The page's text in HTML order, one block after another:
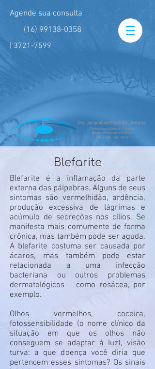
Agende sua consulta
(16) 99138-0358
| 3721-7599
Blefarite
Blefarite é a inflamação da parte
externa das pálpebras. Alguns de seus
sintomas são vermelhidão, ardência,
produção excessiva de lágrimas e
acúmulo de secreções nos cílios. Se
manifesta mais comumente de forma
crônica, mas também pode ser aguda.
A blefarite costuma ser causada por
ácaros, mas também pode estar
relacionada a uma infecção
bacteriana ou outros problemas
dermatológicos – como rosácea, por
exemplo.
Olhos vermelhos, coceira,
fotossensibilidade (o nome clínico da
situação em que os olhos não
conseguem se adaptar à luz), visão
turva: a que doença você diria que
pertencem esses sintomas? Os sinais